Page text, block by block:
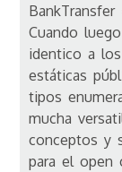
Cuando
identico a
estáticas
tipos
mucha
conceptos y
para el open